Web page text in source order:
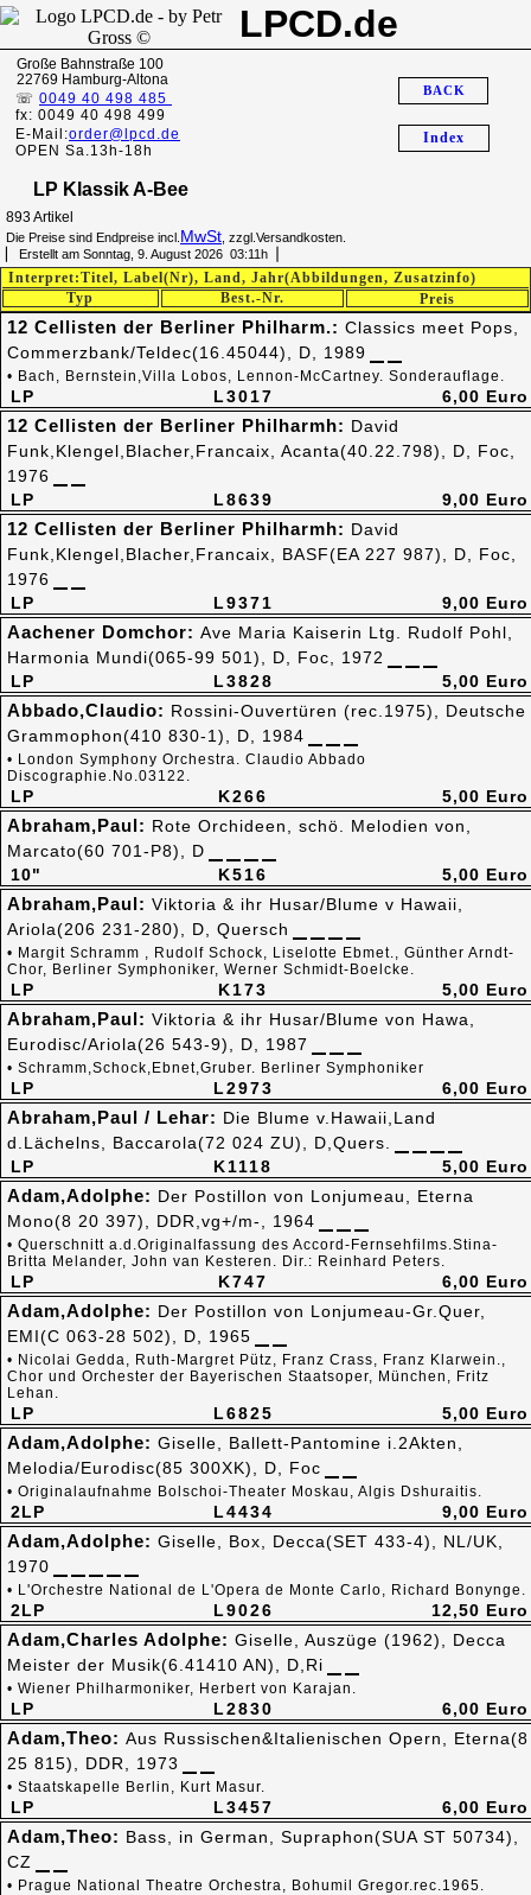
LPCD.de
Große Bahnstraße 100
22769 Hamburg-Altona
☏ 0049 40 498 485
fx: 0049 40 498 499
E-Mail:order@lpcd.de
OPEN Sa.13h-18h
Index
BACK
LP Klassik A-Bee
893 Artikel
Die Preise sind Endpreise incl. MwSt , zzgl.Versandkosten.
▏ Erstellt am Sonntag, 9. August 2026 03:11h▕
Best.-Nr.
Typ
Interpret:Titel, Label(Nr), Land, Jahr(Abbildungen, Zusatzinfo)
Preis
L3017
LP
12 Cellisten der Berliner Philharm.: Classics meet Pops,
Commerzbank/Teldec(16.45044), D, 1989
• Bach, Bernstein,Villa Lobos, Lennon-McCartney. Sonderauflage.
6,00 Euro
L8639
LP
12 Cellisten der Berliner Philharmh: David
Funk,Klengel,Blacher,Francaix, Acanta(40.22.798), D, Foc,
1976
9,00 Euro
L9371
LP
12 Cellisten der Berliner Philharmh: David
Funk,Klengel,Blacher,Francaix, BASF(EA 227 987), D, Foc,
1976
9,00 Euro
L3828
LP
Aachener Domchor: Ave Maria Kaiserin Ltg. Rudolf Pohl,
Harmonia Mundi(065-99 501), D, Foc, 1972
5,00 Euro
K266
LP
Abbado,Claudio: Rossini-Ouvertüren (rec.1975), Deutsche
Grammophon(410 830-1), D, 1984
• London Symphony Orchestra. Claudio Abbado
Discographie.No.03122.
5,00 Euro
K516
10"
Abraham,Paul: Rote Orchideen, schö. Melodien von,
Marcato(60 701-P8), D
5,00 Euro
K173
LP
Abraham,Paul: Viktoria & ihr Husar/Blume v Hawaii,
Ariola(206 231-280), D, Quersch
• Margit Schramm , Rudolf Schock, Liselotte Ebmet., Günther Arndt-
Chor, Berliner Symphoniker, Werner Schmidt-Boelcke.
5,00 Euro
L2973
LP
Abraham,Paul: Viktoria & ihr Husar/Blume von Hawa,
Eurodisc/Ariola(26 543-9), D, 1987
• Schramm,Schock,Ebnet,Gruber. Berliner Symphoniker
6,00 Euro
K1118
LP
Abraham,Paul / Lehar: Die Blume v.Hawaii,Land
d.Lächelns, Baccarola(72 024 ZU), D,Quers.
5,00 Euro
K747
LP
Adam,Adolphe: Der Postillon von Lonjumeau, Eterna
Mono(8 20 397), DDR,vg+/m-, 1964
• Querschnitt a.d.Originalfassung des Accord-Fernsehfilms.Stina-
Britta Melander, John van Kesteren. Dir.: Reinhard Peters.
6,00 Euro
L6825
LP
Adam,Adolphe: Der Postillon von Lonjumeau-Gr.Quer,
EMI(C 063-28 502), D, 1965
• Nicolai Gedda, Ruth-Margret Pütz, Franz Crass, Franz Klarwein.,
Chor und Orchester der Bayerischen Staatsoper, München, Fritz
Lehan.
5,00 Euro
L4434
2LP
Adam,Adolphe: Giselle, Ballett-Pantomine i.2Akten,
Melodia/Eurodisc(85 300XK), D, Foc
• Originalaufnahme Bolschoi-Theater Moskau, Algis Dshuraitis.
9,00 Euro
L9026
2LP
Adam,Adolphe: Giselle, Box, Decca(SET 433-4), NL/UK,
1970
• L'Orchestre National de L'Opera de Monte Carlo, Richard Bonynge.
12,50 Euro
L2830
LP
Adam,Charles Adolphe: Giselle, Auszüge (1962), Decca
Meister der Musik(6.41410 AN), D,Ri
• Wiener Philharmoniker, Herbert von Karajan.
6,00 Euro
L3457
LP
Adam,Theo: Aus Russischen&Italienischen Opern, Eterna(8
25 815), DDR, 1973
• Staatskapelle Berlin, Kurt Masur.
6,00 Euro
Adam,Theo: Bass, in German, Supraphon(SUA ST 50734),
CZ
• Prague National Theatre Orchestra, Bohumil Gregor.rec.1965.